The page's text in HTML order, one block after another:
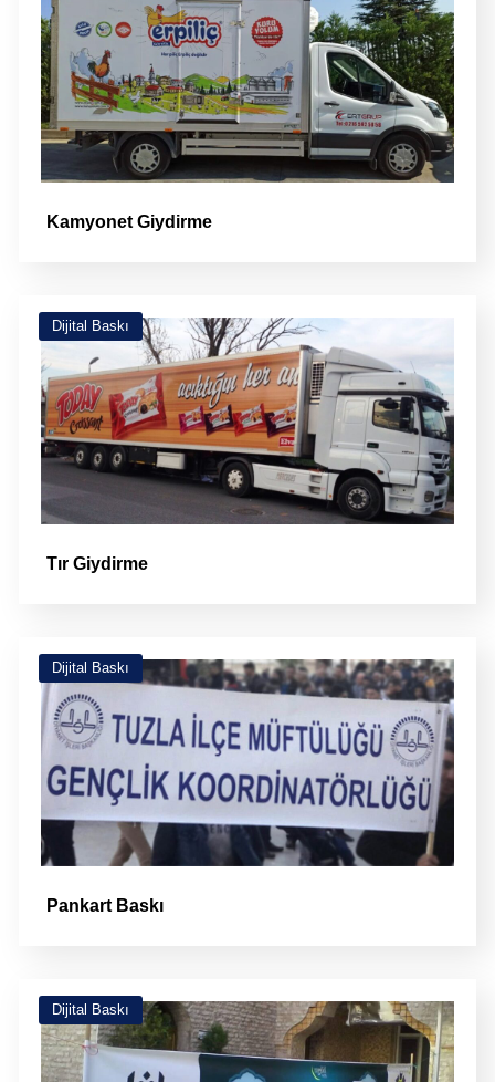
Kamyonet Giydirme
Dijital Baskı
Tır Giydirme
Dijital Baskı
Pankart Baskı
Dijital Baskı